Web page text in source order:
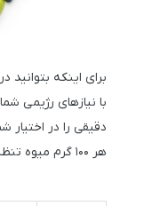
برای اینکه
با نیازهای رژیمی
دقیقی را در
هر ۱۰۰ گرم میوه تنظیم شده است.